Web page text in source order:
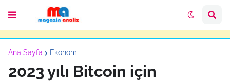
Ana Sayfa Ekonomi
2023 yılı Bitcoin için